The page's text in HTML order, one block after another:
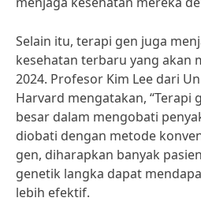
Selain itu, terapi gen juga
kesehatan terbaru yang akan
2024. Profesor Kim Lee dari
Harvard mengatakan, “Terapi
besar dalam mengobati
diobati dengan metode
gen, diharapkan banyak
genetik langka dapat
lebih efektif.